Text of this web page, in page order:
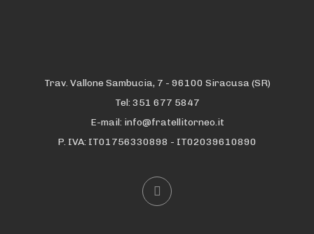
Trav. Vallone Sambucia, 7 - 96100 Siracusa (SR)
Tel: 351 677 5847
E-mail: info@fratellitorneo.it
P. IVA: IT01756330898 - IT02039610890